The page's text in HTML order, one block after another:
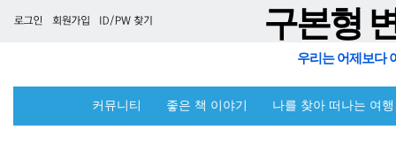
구본형
우리는 어제보다
커뮤니티 좋은 책 이야기 나를 찾아 떠나는 여행